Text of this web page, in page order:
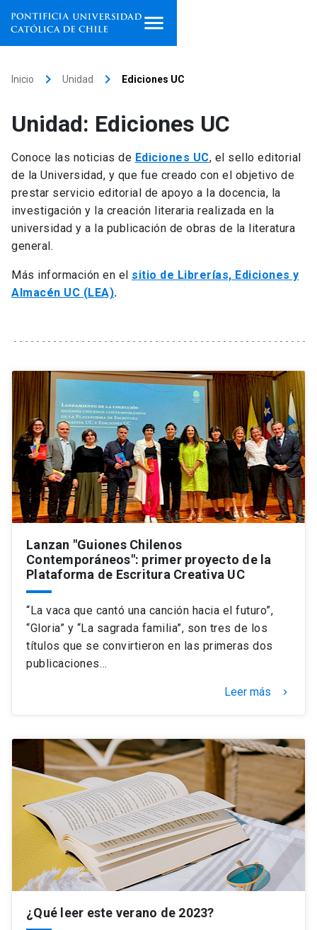
Facultades, escuelas e
institutos
Investigación
Internacionalización launch
Vinculación
Futuros estudiantes
Estudiantes
Académicos
Personal
Alumni
Padres y familia
Vecinos
Go to english site
ACCESOS DIRECTOS
Admisión launch
Mi Cuenta UC launch
Correo UC launch
Mi Portal UC launch
Medios
Inicio keyboard_arrow_right Unidad keyboard_arrow_right Ediciones UC
Unidad: Ediciones UC
Conoce las noticias de Ediciones UC, el sello editorial
de la Universidad, y que fue creado con el objetivo de
prestar servicio editorial de apoyo a la docencia, la
investigación y la creación literaria realizada en la
universidad y a la publicación de obras de la literatura
general.
Más información en el sitio de Librerías, Ediciones y
Almacén UC (LEA).
Lanzan "Guiones Chilenos
Contemporáneos": primer proyecto de la
Plataforma de Escritura Creativa UC
“La vaca que cantó una canción hacia el futuro”,
“Gloria” y “La sagrada familia”, son tres de los
títulos que se convirtieron en las primeras dos
publicaciones…
Leer más keyboard_arrow_right
¿Qué leer este verano de 2023?